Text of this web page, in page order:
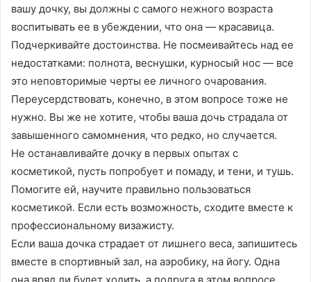
вашу дочку, вы должны с самого нежного возраста
воспитывать ее в убеждении, что она — красавица.
Подчеркивайте достоинства. Не посмеивайтесь над ее
недостатками: полнота, веснушки, курносый нос — все
это неповторимые черты ее личного очарования.
Переусердствовать, конечно, в этом вопросе тоже не
нужно. Вы же не хотите, чтобы ваша дочь страдала от
завышенного самомнения, что редко, но случается.
Не останавливайте дочку в первых опытах с
косметикой, пусть попробует и помаду, и тени, и тушь.
Помогите ей, научите правильно пользоваться
косметикой. Если есть возможность, сходите вместе к
профессиональному визажисту.
Если ваша дочка страдает от лишнего веса, запишитесь
вместе в спортивный зал, на аэробику, на йогу. Одна